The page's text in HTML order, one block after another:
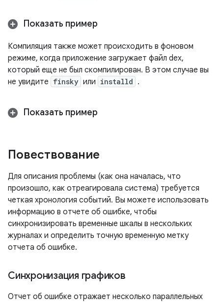
Показать пример
Компиляция также может происходить в фоновом
режиме, когда приложение загружает файл dex,
который еще не был скомпилирован. В этом случае вы
не увидите finsky или installd .
Показать пример
Повествование
Для описания проблемы (как она началась, что
произошло, как отреагировала система) требуется
четкая хронология событий. Вы можете использовать
информацию в отчете об ошибке, чтобы
синхронизировать временные шкалы в нескольких
журналах и определить точную временную метку
отчета об ошибке.
Синхронизация графиков
Отчет об ошибке отражает несколько параллельных